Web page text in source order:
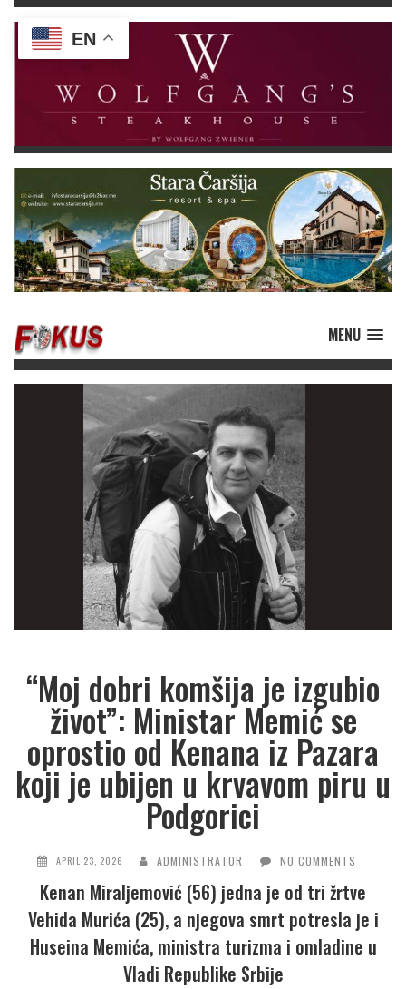
MENU
“Moj dobri komšija je izgubio
život”: Ministar Memić se
oprostio od Kenana iz Pazara
koji je ubijen u krvavom piru u
Podgorici
APRIL 23, 2026 ADMINISTRATOR NO COMMENTS
Kenan Miraljemović (56) jedna je od tri žrtve
Vehida Murića (25), a njegova smrt potresla je i
Huseina Memića, ministra turizma i omladine u
Vladi Republike Srbije
EN